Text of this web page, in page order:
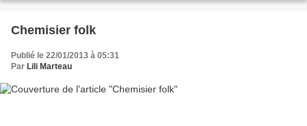
Chemisier folk
Publié le 22/01/2013 à 05:31
Par Lili Marteau